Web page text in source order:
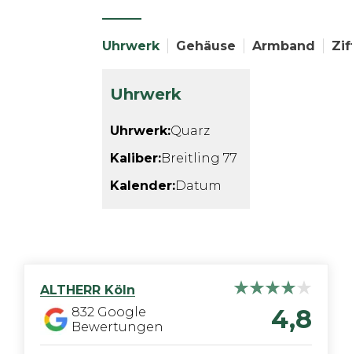
Uhrwerk Gehäuse Armband
Uhrwerk
Uhrwerk:Quarz
Kaliber:Breitling 77
Kalender:Datum
ALTHERR Köln
832 Google
Bewertungen
4,8